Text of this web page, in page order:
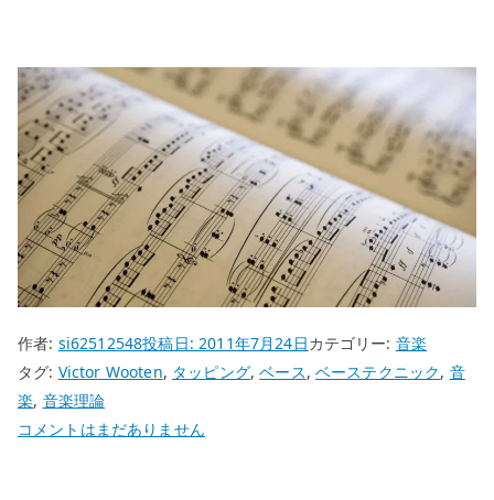
作者: si62512548投稿日:2011年7月24日カテゴリー: 音楽
タグ: Victor Wooten, タッピング,ベース,ベーステクニック, 音
楽, 音楽理論
Victor
コメントはまだありません